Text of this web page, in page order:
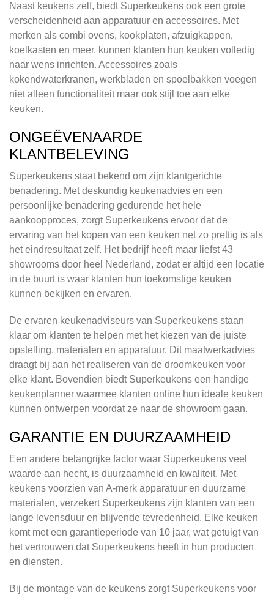
Naast keukens zelf, biedt Superkeukens ook een grote
verscheidenheid aan apparatuur en accessoires. Met
merken als combi ovens, kookplaten, afzuigkappen,
koelkasten en meer, kunnen klanten hun keuken volledig
naar wens inrichten. Accessoires zoals
kokendwaterkranen, werkbladen en spoelbakken voegen
niet alleen functionaliteit maar ook stijl toe aan elke
keuken.
ONGEËVENAARDE
KLANTBELEVING
Superkeukens staat bekend om zijn klantgerichte
benadering. Met deskundig keukenadvies en een
persoonlijke benadering gedurende het hele
aankoopproces, zorgt Superkeukens ervoor dat de
ervaring van het kopen van een keuken net zo prettig is als
het eindresultaat zelf. Het bedrijf heeft maar liefst 43
showrooms door heel Nederland, zodat er altijd een locatie
in de buurt is waar klanten hun toekomstige keuken
kunnen bekijken en ervaren.
De ervaren keukenadviseurs van Superkeukens staan
klaar om klanten te helpen met het kiezen van de juiste
opstelling, materialen en apparatuur. Dit maatwerkadvies
draagt bij aan het realiseren van de droomkeuken voor
elke klant. Bovendien biedt Superkeukens een handige
keukenplanner waarmee klanten online hun ideale keuken
kunnen ontwerpen voordat ze naar de showroom gaan.
GARANTIE EN DUURZAAMHEID
Een andere belangrijke factor waar Superkeukens veel
waarde aan hecht, is duurzaamheid en kwaliteit. Met
keukens voorzien van A-merk apparatuur en duurzame
materialen, verzekert Superkeukens zijn klanten van een
lange levensduur en blijvende tevredenheid. Elke keuken
komt met een garantieperiode van 10 jaar, wat getuigt van
het vertrouwen dat Superkeukens heeft in hun producten
en diensten.
Bij de montage van de keukens zorgt Superkeukens voor